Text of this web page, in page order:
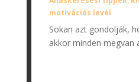
motivációs levél
Sokan azt gondolják,
akkor minden megvan